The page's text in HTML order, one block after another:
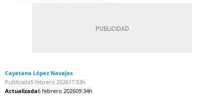
Cayetana López Navajas
Publicada5 febrero 202617:53h
Actualizada6 febrero 202609:34h